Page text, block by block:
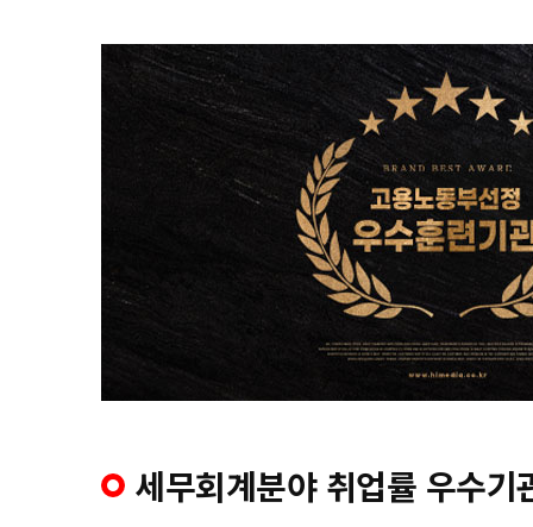
세무회계분야 취업률 우수기